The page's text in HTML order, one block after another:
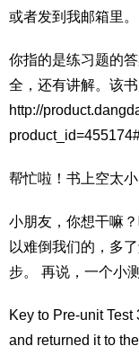
或者发到我邮箱里。
你指的是练习题的
全，还有讲解。该书
http://
帮忙啦！书上空太
小朋友，你想干嘛
以难倒我们的，多
步。 再说，一个小
Key to Pre-unit
and returned it to